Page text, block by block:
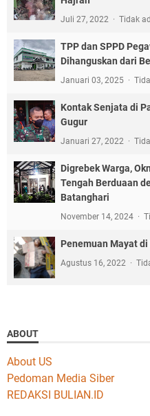
Juli 27, 2022 Tidak
TPP dan SPPD
Dihanguskan dari
Januari 03, 2025
Kontak Senjata di
Gugur
Januari 27, 2022
Digrebek Warga,
Tengah Berduaan
Batanghari
November 14, 2024
Penemuan Mayat
Agustus 16, 2022
ABOUT
About US
Pedoman Media Siber
REDAKSI BULIAN.ID